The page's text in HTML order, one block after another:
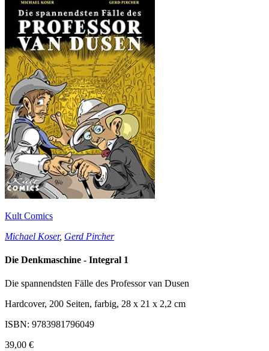
Kult Comics
Michael Koser, Gerd Pircher
Die Denkmaschine - Integral 1
Die spannendsten Fälle des Professor van Dusen
Hardcover, 200 Seiten, farbig, 28 x 21 x 2,2 cm
ISBN: 9783981796049
39,00 €